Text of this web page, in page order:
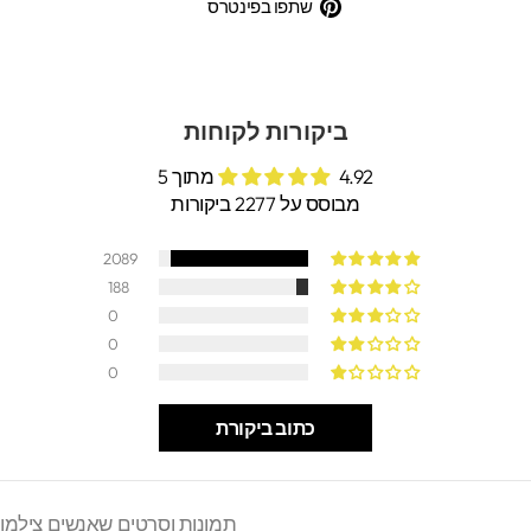
שתפו בפינטרס
ביקורות לקוחות
4.92 מתוך 5
מבוסס על 2277 ביקורות
2089
188
0
0
0
כתוב ביקורת
תמונות וסרטים שאנשים צילמו